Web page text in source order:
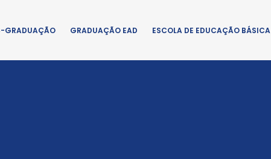
GRADUAÇÃO GRADUAÇÃO EAD ESCOLA DE EDUCAÇÃO BÁSICA